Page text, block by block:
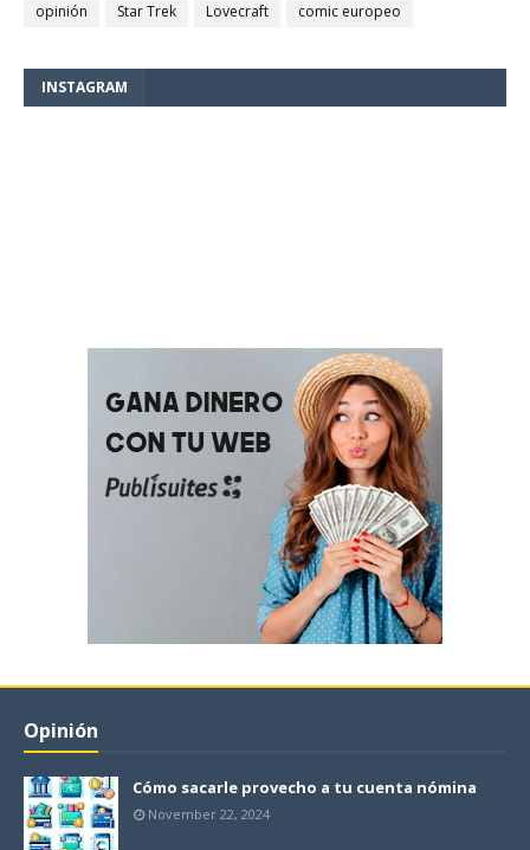
opinión
Star Trek Lovecraft comic europeo
INSTAGRAM
Opinión
Cómo sacarle provecho a tu cuenta nómina
November 22, 2024